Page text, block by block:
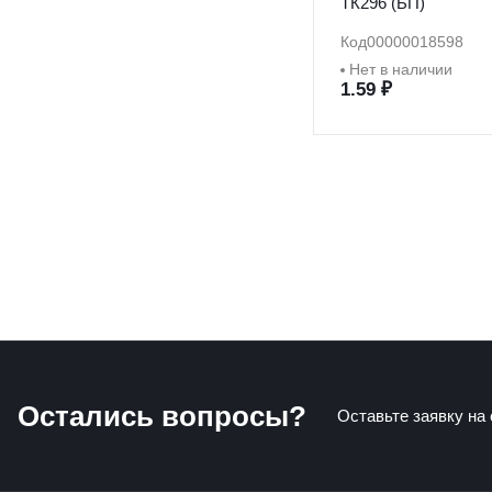
Код00000018598
Нет в наличии
1.59 ₽
Остались вопросы? Оставьте заявку